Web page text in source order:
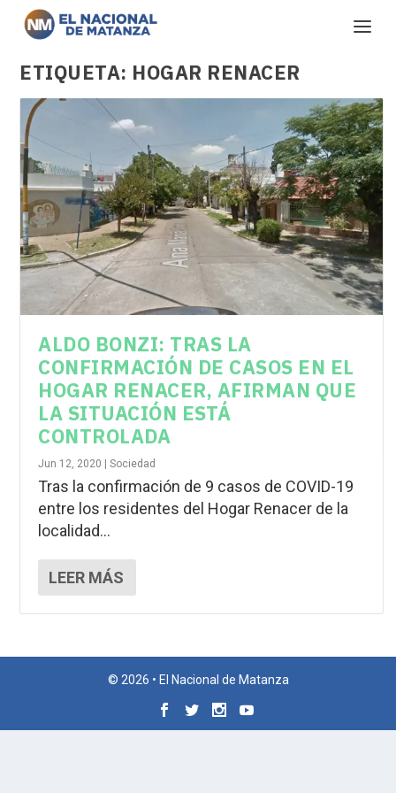
ETIQUETA: HOGAR RENACER
ALDO BONZI: TRAS LA
CONFIRMACIÓN DE CASOS EN EL
HOGAR RENACER, AFIRMAN QUE
LA SITUACIÓN ESTÁ
CONTROLADA
Jun 12, 2020 |Sociedad
Tras la confirmación de 9 casos de COVID-19
entre los residentes del Hogar Renacer de la
localidad...
LEER MÁS
© 2026 • El Nacional de Matanza